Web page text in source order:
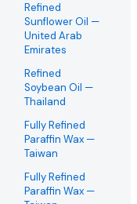
Refined
Sunflower Oil —
United Arab
Emirates
Refined
Soybean Oil —
Thailand
Fully Refined
Paraffin Wax —
Taiwan
Fully Refined
Paraffin Wax —